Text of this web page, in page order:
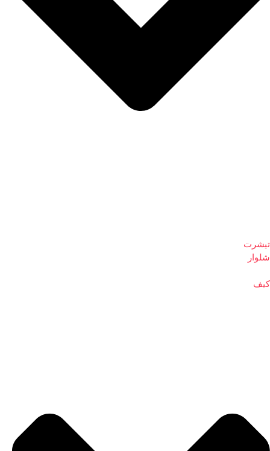
تیشرت
شلوار
کیف